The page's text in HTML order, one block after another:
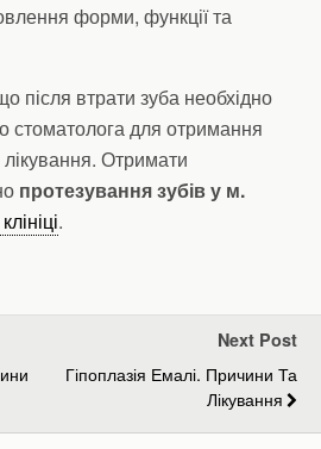
форми, функції та
після втрати зуба необхідно
стоматолога для отримання
лікування. Отримати
протезування зубів у м.
.
Next Post
Гіпоплазія Емалі. Причини Та
Лікування